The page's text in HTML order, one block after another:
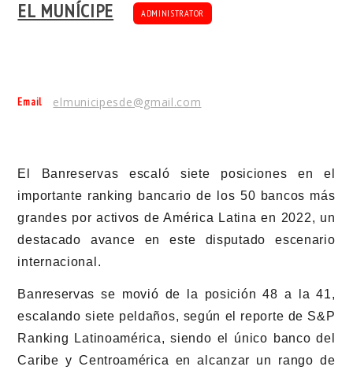
EL MUNÍCIPE ADMINISTRATOR
Email elmunicipesde@gmail.com
El Banreservas escaló siete posiciones en el
importante ranking bancario de los 50 bancos más
grandes por activos de América Latina en 2022, un
destacado avance en este disputado escenario
internacional.
Banreservas se movió de la posición 48 a la 41,
escalando siete peldaños, según el reporte de S&P
Ranking Latinoamérica, siendo el único banco del
Caribe y Centroamérica en alcanzar un rango de